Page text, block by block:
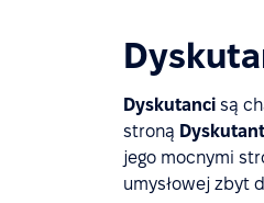
Dyskutanci są
stroną
jego mocnymi
umysłowej zbyt